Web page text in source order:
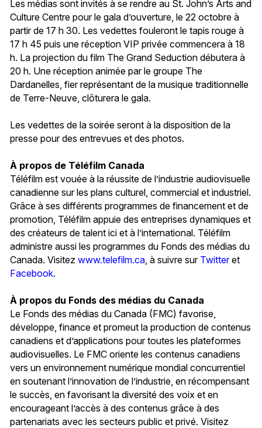
Les médias sont invités à se rendre au St. John’s Arts and
Culture Centre pour le gala d’ouverture, le 22 octobre à
partir de 17 h 30. Les vedettes fouleront le tapis rouge à
17 h 45 puis une réception VIP privée commencera à 18
h. La projection du film The Grand Seduction débutera à
20 h. Une réception animée par le groupe The
Dardanelles, fier représentant de la musique traditionnelle
de Terre-Neuve, clôturera le gala.
Les vedettes de la soirée seront à la disposition de la
presse pour des entrevues et des photos.
À propos de Téléfilm Canada
Téléfilm est vouée à la réussite de l’industrie audiovisuelle
canadienne sur les plans culturel, commercial et industriel.
Grâce à ses différents programmes de financement et de
promotion, Téléfilm appuie des entreprises dynamiques et
des créateurs de talent ici et à l’international. Téléfilm
administre aussi les programmes du Fonds des médias du
Canada. Visitez www.telefilm.ca , à suivre sur Twitteret
Facebook.
À propos du Fonds des médias du Canada
Le Fonds des médias du Canada (FMC) favorise,
développe, finance et promeut la production de contenus
canadiens et d’applications pour toutes les plateformes
audiovisuelles. Le FMC oriente les contenus canadiens
vers un environnement numérique mondial concurrentiel
en soutenant l’innovation de l’industrie, en récompensant
le succès, en favorisant la diversité des voix et en
encourageant l’accès à des contenus grâce à des
partenariats avec les secteurs public et privé. Visitez